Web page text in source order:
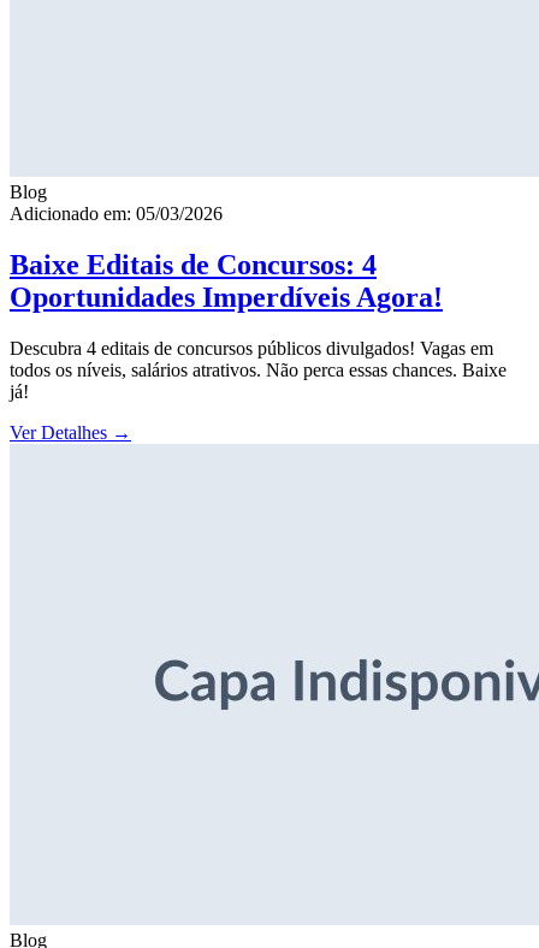
Blog
Adicionado em: 05/03/2026
Baixe Editais de Concursos: 4
Oportunidades Imperdíveis Agora!
Descubra 4 editais de concursos públicos divulgados! Vagas em
todos os níveis, salários atrativos. Não perca essas chances. Baixe
já!
Ver Detalhes →
Blog